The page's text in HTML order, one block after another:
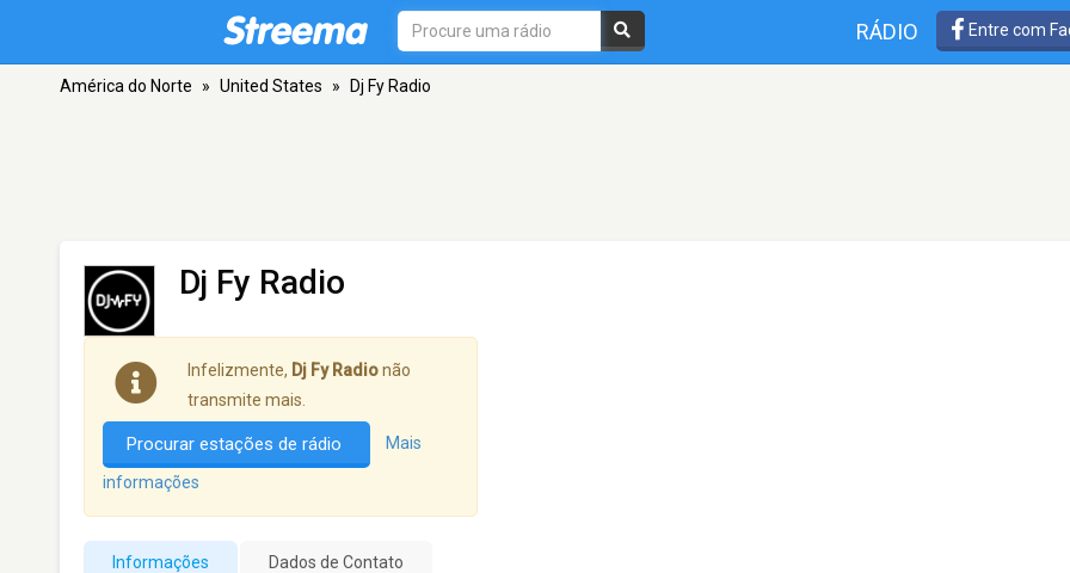
RÁDIO Entre com
América do Norte » United States » Dj Fy Radio
Dj Fy Radio
Infelizmente, Dj Fy Radionão
transmite mais.
Procurar estações de rádio Mais
informações
Informações Dados de Contato